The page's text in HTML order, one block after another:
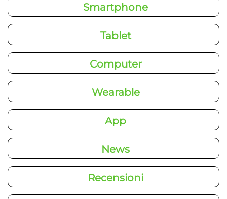
Smartphone
Tablet
Computer
Wearable
App
News
Recensioni